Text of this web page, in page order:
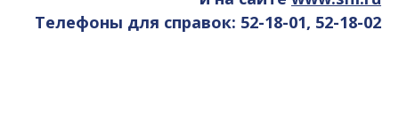
Телефоны для справок: 52-18-01, 52-18-02